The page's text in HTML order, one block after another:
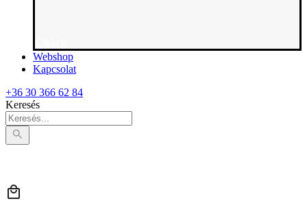
Webshop
Kapcsolat
+36 30 366 62 84
Keresés